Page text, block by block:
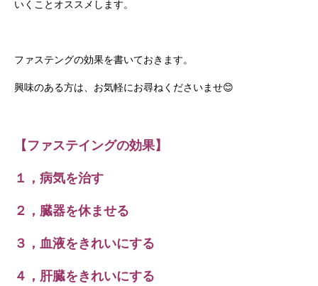
いくことオススメします。
ファステングの効果を書いておきます。
興味のある方は、お気軽にお尋ねくださいませ😊
【ファステイングの効果】
１，病気を治す
２，臓器を休ませる
３，血液をきれいにする
４，肝臓をきれいにする